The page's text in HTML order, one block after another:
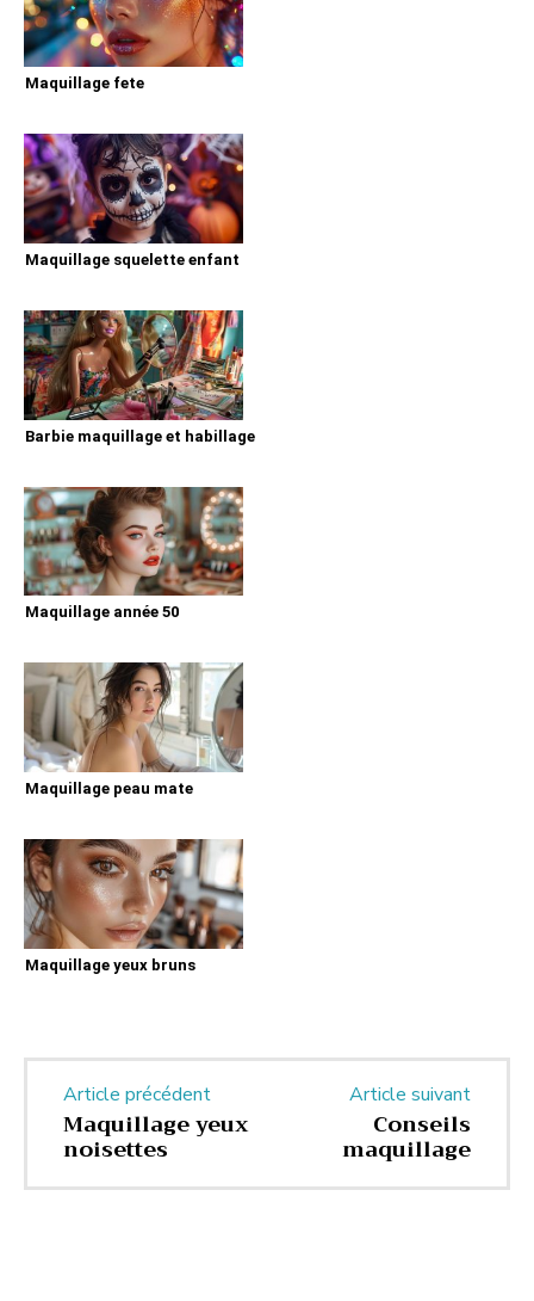
Maquillage fete
Maquillage squelette enfant
Barbie maquillage et habillage
Maquillage année 50
Maquillage peau mate
Maquillage yeux bruns
Article précédent
Maquillage yeux
noisettes
Article suivant
Conseils
maquillage